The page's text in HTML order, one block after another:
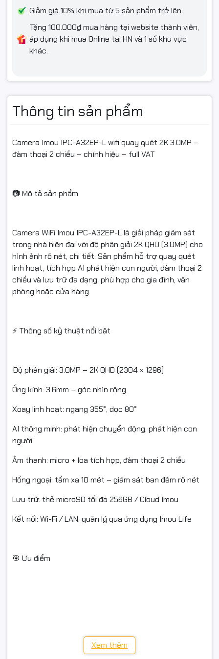
Giảm giá 10% khi mua từ 5 sản phẩm trở lên.
Tặng 100.000₫ mua hàng tại website thành viên,
áp dụng khi mua Online tại HN và 1 số khu vực
khác.
Thông tin sản phẩm
Camera Imou IPC-A32EP-L wifi quay quét 2K 3.0MP –
đàm thoại 2 chiều – chính hiệu – full VAT
📷 Mô tả sản phẩm
Camera WiFi Imou IPC-A32EP-L là giải pháp giám sát
trong nhà hiện đại với độ phân giải 2K QHD (3.0MP) cho
hình ảnh rõ nét, chi tiết. Sản phẩm hỗ trợ quay quét
linh hoạt, tích hợp AI phát hiện con người, đàm thoại 2
chiều và lưu trữ đa dạng, phù hợp cho gia đình, văn
phòng hoặc cửa hàng.
⚡ Thông số kỹ thuật nổi bật
Độ phân giải: 3.0MP – 2K QHD (2304 × 1296)
Ống kính: 3.6mm – góc nhìn rộng
Xoay linh hoạt: ngang 355°, dọc 80°
AI thông minh: phát hiện chuyển động, phát hiện con
người
Âm thanh: micro + loa tích hợp, đàm thoại 2 chiều
Hồng ngoại: tầm xa 10 mét – giám sát ban đêm rõ nét
Lưu trữ: thẻ microSD tối đa 256GB / Cloud Imou
Kết nối: Wi-Fi / LAN, quản lý qua ứng dụng Imou Life
🎯 Ưu điểm
✔️ Tích hợp AI phát hiện người – cảnh báo tức thì
✔️ Cấu hình nhanh, dễ dàng sử dụng trên điện thoại
Xem thêm
chúng tôi.
#camerawifi #camerawifiquayquet #camerathongminh
#cameraquayquet2K #cameradammat2chieu #cameraip
#cameragiadinh #fullvat